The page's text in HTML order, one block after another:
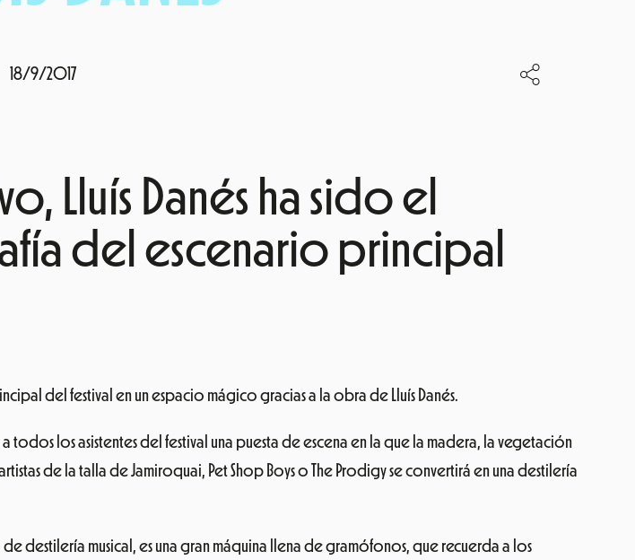
18/9/2017
Lluís Danés ha sido el
del escenario principal
del festival en un espacio mágico gracias a la obra de Lluís Danés.
los asistentes del festival una puesta de escena en la que la madera, la vegetación
de la talla de Jamiroquai, Pet Shop Boys o The Prodigy se convertirá en una destilería
destilería musical, es una gran máquina llena de gramófonos, que recuerda a los